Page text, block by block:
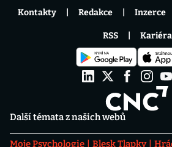
Další témata z našich webů
Moje Psychologie Blesk Tlapky
Kontakty Redakce Inzerce
RSS Kariéra